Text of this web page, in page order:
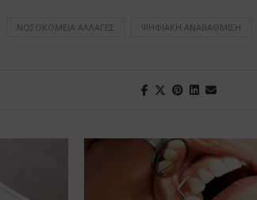
ΝΟΣΟΚΟΜΕΊΑ ΑΛΛΑΓΈΣ ΨΗΦΙΑΚΉ ΑΝΑΒΆΘΜΙΣΗ